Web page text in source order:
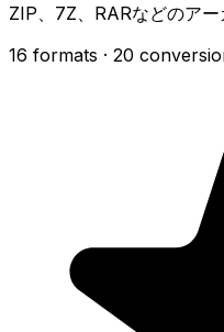
ZIP、7Z、RARなどのア
16 formats · 20